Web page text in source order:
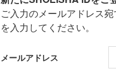
ご入力のメールアドレス
を入力してください。
メールアドレス